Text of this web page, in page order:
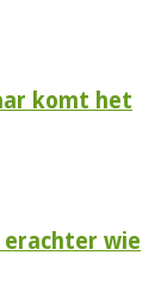
komt het
erachter wie